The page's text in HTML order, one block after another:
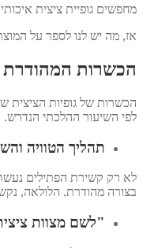
מחפשים גופיית ציצית
אז, מה יש לנו לספר על
הכשרות המהודרת
לפי השיעור ההלכתי הנדרש.
תהליך הטוויה
לא רק קשירת הפתילים
בצורה מהודרת. הלולאה,
"לשם מצוות